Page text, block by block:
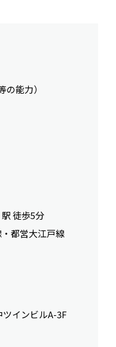
能力）
徒歩5分
都営大江戸線
インビルA-3F